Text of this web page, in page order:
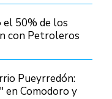
el 50% de los
con Petroleros
Pueyrredón:
en Comodoro y